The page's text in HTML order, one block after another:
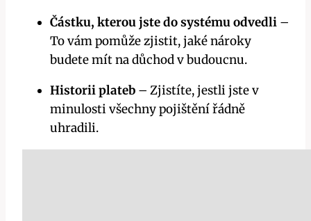
Částku, kterou jste do systému odvedli –
To vám pomůže zjistit, jaké nároky
budete mít na důchod v budoucnu.
Historii plateb – Zjistíte, jestli jste v
minulosti všechny pojištění řádně
uhradili.